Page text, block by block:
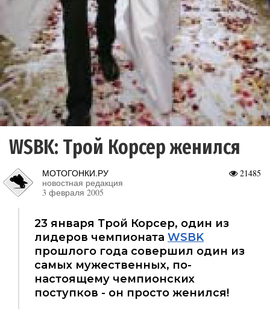
WSBK: Трой Корсер женился
21485
МОТОГОНКИ.РУ
новостная редакция
3 февраля 2005
23 января Трой Корсер, один из
лидеров чемпионата WSBK
прошлого года совершил один из
самых мужественных, по-
настоящему чемпионских
поступков - он просто женился!